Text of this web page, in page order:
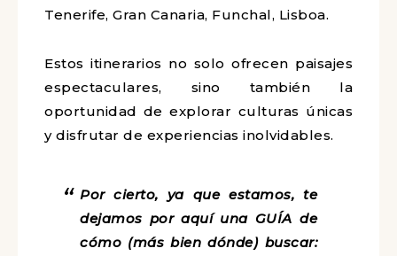
Tenerife, Gran Canaria, Funchal, Lisboa.
Estos itinerarios no solo ofrecen paisajes
espectaculares, sino también la
oportunidad de explorar culturas únicas
y disfrutar de experiencias inolvidables.
Por cierto, ya que estamos, te
dejamos por aquí una GUÍA de
cómo (más bien dónde) buscar: